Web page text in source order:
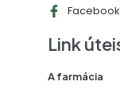
Facebook
Link
A farmácia